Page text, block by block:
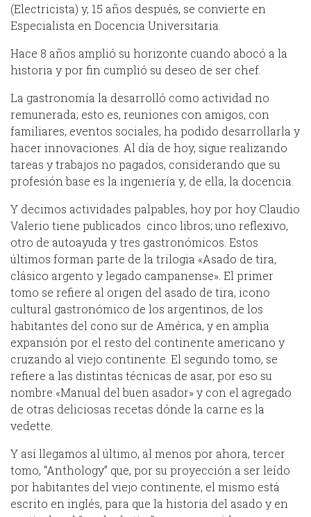
(Electricista) y, 15 años después, se convierte en
Especialista en Docencia Universitaria.
Hace 8 años amplió su horizonte cuando abocó a la
historia y por fin cumplió su deseo de ser chef.
La gastronomía la desarrolló como actividad no
remunerada; esto es, reuniones con amigos, con
familiares, eventos sociales, ha podido desarrollarla y
hacer innovaciones. Al día de hoy, sigue realizando
tareas y trabajos no pagados, considerando que su
profesión base es la ingeniería y, de ella, la docencia.
Y decimos actividades palpables, hoy por hoy Claudio
Valerio tiene publicados cinco libros; uno reflexivo,
otro de autoayuda y tres gastronómicos. Estos
últimos forman parte de la trilogia «Asado de tira,
clásico argento y legado campanense». El primer
tomo se refiere al origen del asado de tira, icono
cultural gastronómico de los argentinos, de los
habitantes del cono sur de América, y en amplia
expansión por el resto del continente americano y
cruzando al viejo continente. El segundo tomo, se
refiere a las distintas técnicas de asar, por eso su
nombre «Manual del buen asador» y con el agregado
de otras deliciosas recetas dónde la carne es la
vedette.
Y así llegamos al último, al menos por ahora, tercer
tomo, “Anthology” que, por su proyección a ser leído
por habitantes del viejo continente, el mismo está
escrito en inglés, para que la historia del asado y en